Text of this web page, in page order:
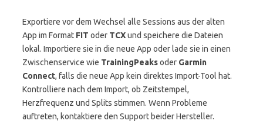
Exportiere vor dem Wechsel alle Sessions aus der alten
App im Format FIT oder TCXund speichere die Dateien
lokal. Importiere sie in die neue App oder lade sie in einen
Zwischenservice wie TrainingPeaksoder Garmin
Connect, falls die neue App kein direktes Import-Tool hat.
Kontrolliere nach dem Import, ob Zeitstempel,
Herzfrequenz und Splits stimmen. Wenn Probleme
auftreten, kontaktiere den Support beider Hersteller.